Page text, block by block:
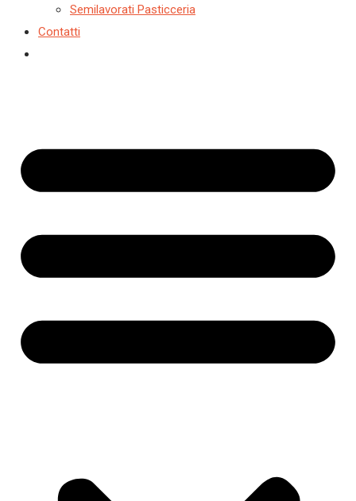
Semilavorati Pasticceria
Contatti